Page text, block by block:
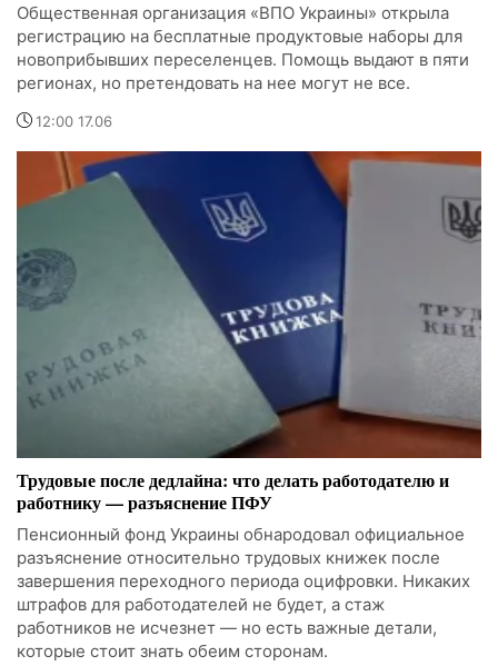
Общественная организация «ВПО Украины» открыла
регистрацию на бесплатные продуктовые наборы для
новоприбывших переселенцев. Помощь выдают в пяти
регионах, но претендовать на нее могут не все.
12:00 17.06
Трудовые после дедлайна: что делать работодателю и
работнику — разъяснение ПФУ
Пенсионный фонд Украины обнародовал официальное
разъяснение относительно трудовых книжек после
завершения переходного периода оцифровки. Никаких
штрафов для работодателей не будет, а стаж
работников не исчезнет — но есть важные детали,
которые стоит знать обеим сторонам.